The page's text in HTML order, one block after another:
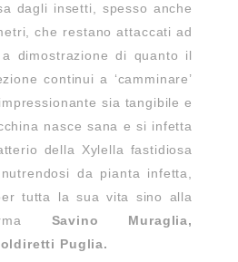
dagli insetti, spesso anche
che restano attaccati ad
dimostrazione di quanto il
continui a ‘camminare’
sia tangibile e
nasce sana e si infetta
della Xylella fastidiosa
da pianta infetta,
tutta la sua vita sino alla
Savino Muraglia,
Puglia.